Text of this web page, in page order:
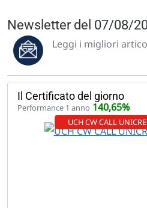
Newsletter del 07/08/
Leggi i migliori
Il Certificato del giorno
Performance 1 anno 140,65%
UCH CW CALL